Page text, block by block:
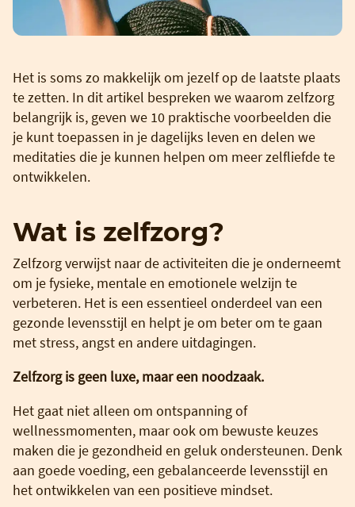
Het is soms zo makkelijk om jezelf op de laatste plaats
te zetten. In dit artikel bespreken we waarom zelfzorg
belangrijk is, geven we 10 praktische voorbeelden die
je kunt toepassen in je dagelijks leven en delen we
meditaties die je kunnen helpen om meer zelfliefde te
ontwikkelen.
Wat is zelfzorg?
Zelfzorg verwijst naar de activiteiten die je onderneemt
om je fysieke, mentale en emotionele welzijn te
verbeteren. Het is een essentieel onderdeel van een
gezonde levensstijl en helpt je om beter om te gaan
met stress, angst en andere uitdagingen.
Zelfzorg is geen luxe, maar een noodzaak.
Het gaat niet alleen om ontspanning of
wellnessmomenten, maar ook om bewuste keuzes
maken die je gezondheid en geluk ondersteunen. Denk
aan goede voeding, een gebalanceerde levensstijl en
het ontwikkelen van een positieve mindset.